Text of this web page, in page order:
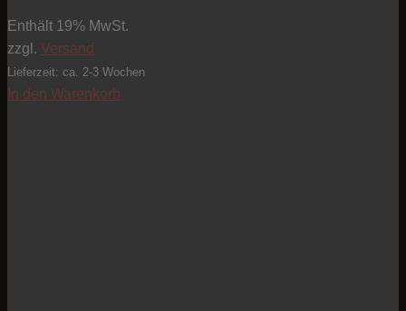
Enthält 19% MwSt.
zzgl. Versand
Lieferzeit: ca. 2-3 Wochen
In den Warenkorb